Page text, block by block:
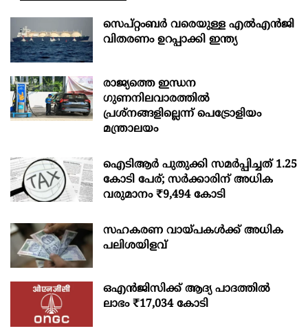
സെപ്റ്റംബർ വരെയുള്ള എൽഎൻജി
വിതരണം ഉറപ്പാക്കി ഇന്ത്യ
രാജ്യത്തെ ഇന്ധന
ഗുണനിലവാരത്തില്‍
പ്രശ്‌നങ്ങളില്ലെന്ന് പെട്രോളിയം
മന്ത്രാലയം
ഐടിആര്‍ പുതുക്കി സമർപ്പിച്ചത് 1.25
കോടി പേര്; സർക്കാരിന് അധിക
വരുമാനം ₹9,494 കോടി
സഹകരണ വായ്പകള്‍ക്ക് അധിക
പലിശയിളവ്
ഒഎന്‍ജിസിക്ക് ആദ്യ പാദത്തില്‍
ലാഭം ₹17,034 കോടി